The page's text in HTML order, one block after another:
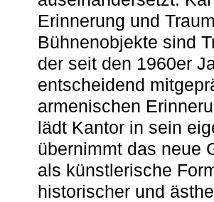
Erinnerung und
Bühnenobjekte sind
der seit den 1960er
entscheidend
armenischen
lädt Kantor in sein
übernimmt das neue
als künstlerische
historischer und